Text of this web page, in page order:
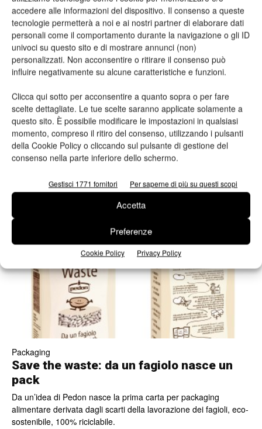
accedere alle informazioni del dispositivo. Il consenso a queste
tecnologie permetterà a noi e ai nostri partner di elaborare dati
personali come il comportamento durante la navigazione o gli ID
univoci su questo sito e di mostrare annunci (non)
personalizzati. Non acconsentire o ritirare il consenso può
influire negativamente su alcune caratteristiche e funzioni.
Clicca qui sotto per acconsentire a quanto sopra o per fare
scelte dettagliate. Le tue scelte saranno applicate solamente a
questo sito. È possibile modificare le impostazioni in qualsiasi
momento, compreso il ritiro del consenso, utilizzando i pulsanti
della Cookie Policy o cliccando sul pulsante di gestione del
consenso nella parte inferiore dello schermo.
Gestisci 1771 fornitori Per saperne di più su questi scopi
Accetta
Preferenze
Cookie Policy Privacy Policy
Packaging di lusso
Splendorlux è la famiglia di carte e
cartoncini con lucidissima finitura...
settore del packaging di lusso, presentati a Luxepack.
Valeria Teruzzi
Packaging
Save the waste: da un fagiolo nasce un
pack
Da un’idea di Pedon nasce la prima carta per packaging
alimentare derivata dagli scarti della lavorazione dei fagioli, eco-
sostenibile, 100% riciclabile.